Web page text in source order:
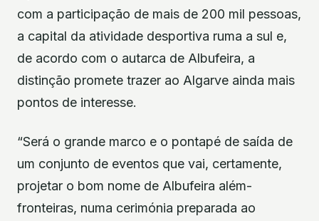
com a participação de mais de 200 mil pessoas,
a capital da atividade desportiva ruma a sul e,
de acordo com o autarca de Albufeira, a
distinção promete trazer ao Algarve ainda mais
pontos de interesse.
“Será o grande marco e o pontapé de saída de
um conjunto de eventos que vai, certamente,
projetar o bom nome de Albufeira além-
fronteiras, numa cerimónia preparada ao